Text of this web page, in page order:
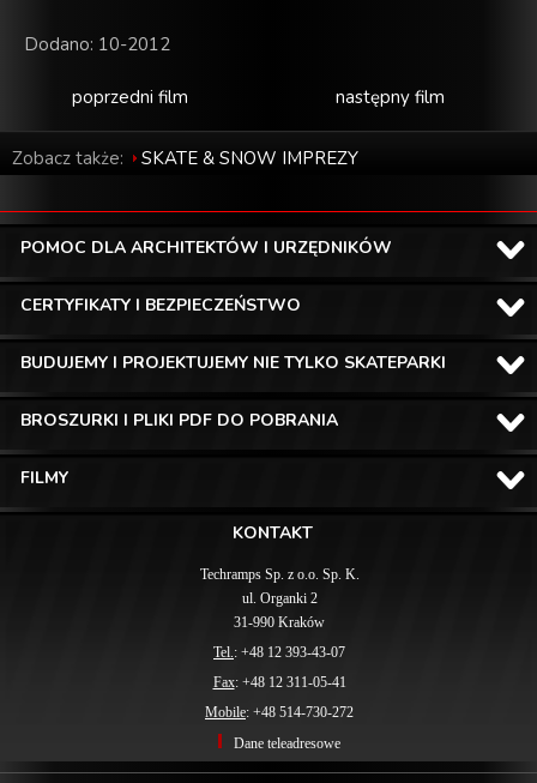
Dodano: 10-2012
następny film
poprzedni film
Zobacz także: SKATE & SNOW IMPREZY
POMOC DLA ARCHITEKTÓW I URZĘDNIKÓW
CERTYFIKATY I BEZPIECZEŃSTWO
BUDUJEMY I PROJEKTUJEMY NIE TYLKO SKATEPARKI
BROSZURKI I PLIKI PDF DO POBRANIA
FILMY
KONTAKT
Techramps Sp. z o.o. Sp. K.
ul. Organki 2
31-990 Kraków
Tel. : +48 12 393-43-07
Fax: +48 12 311-05-41
Mobile: +48 514-730-272
Dane teleadresowe